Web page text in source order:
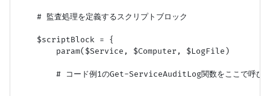
    # 監査処理を定義するスクリプトブロック
    $scriptBlock = {
        param($Service, $Computer, $LogFile)
# コード例1のGet-ServiceAuditLog関数をここで呼び